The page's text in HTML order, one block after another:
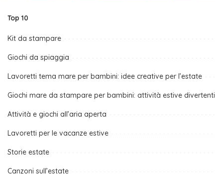
Top 10
Kit da stampare
Giochi da spiaggia
Lavoretti tema mare per bambini: idee creative per l’estate
Giochi mare da stampare per bambini: attività estive divertenti
Attività e giochi all’aria aperta
Lavoretti per le vacanze estive
Storie estate
Canzoni sull’estate